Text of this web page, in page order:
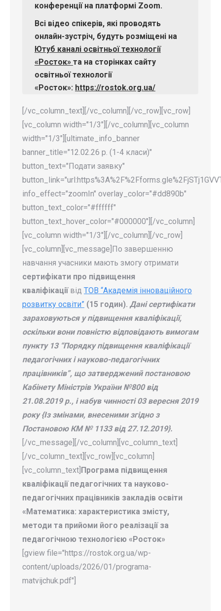
конференції на платформі Zoom.
Всі відео спікерів, які проводять
онлайн-зустріч, будуть розміщені на
Ютуб каналі освітньої технології
«Росток» та на сторінках сайту
освітньої технології
«Росток»: https://rostok.org.ua/
[/vc_column_text][/vc_column][/vc_row][vc_row]
[vc_column width="1/3"][/vc_column][vc_column
width="1/3"][ultimate_info_banner
banner_title="12.02.26 р. (1-4 класи)"
button_text="Подати заявку"
info_effect="zoomIn" overlay_color="#dd890b"
button_text_color="#ffffff"
button_text_hover_color="#000000"][/vc_column]
[vc_column width="1/3"][/vc_column][/vc_row]
[vc_column][vc_message]По завершенню
навчання учасники мають змогу отримати
сертифікати про підвищення
кваліфікації від ТОВ “Академія інноваційного
розвитку освіти” (15 годин). Дані сертифікати
зараховуються у підвищення кваліфікації,
оскільки вони повністю відповідають вимогам
пункту 13 “Порядку підвищення кваліфікації
педагогічних і науково-педагогічних
працівників”, що затверджений постановою
Кабінету Міністрів України №800 від
21.08.2019 р., і набув чинності 03 вересня 2019
року {Із змінами, внесеними згідно з
Постановою КМ № 1133 від 27.12.2019}.
[/vc_message][/vc_column][vc_column_text]
[/vc_column_text][vc_row][vc_column]
[vc_column_text] Програма підвищення
кваліфікації педагогічних та науково-
педагогічних працівників закладів освіти
«Математика: характеристика змісту,
методи та прийоми його реалізації за
педагогічною технологією «Росток»
[gview file="https://rostok.org.ua/wp-
content/uploads/2026/01/programa-
matvijchuk.pdf"]